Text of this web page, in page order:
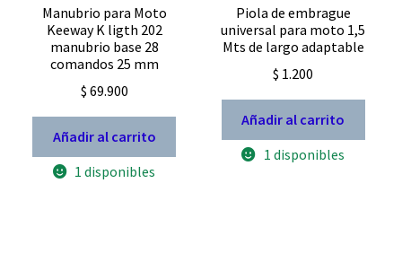
Manubrio para Moto
Keeway K ligth 202
manubrio base 28
comandos 25 mm
$ 69.900
Añadir al carrito
1 disponibles
Piola de embrague
universal para moto 1,5
Mts de largo adaptable
$ 1.200
Añadir al carrito
1 disponibles